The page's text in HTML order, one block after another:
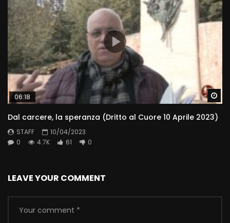
06:18
Dal carcere, la speranza (Dritto al Cuore 10 Aprile 2023)
STAFF
10/04/2023
0
4.7K 61 0
LEAVE YOUR COMMENT